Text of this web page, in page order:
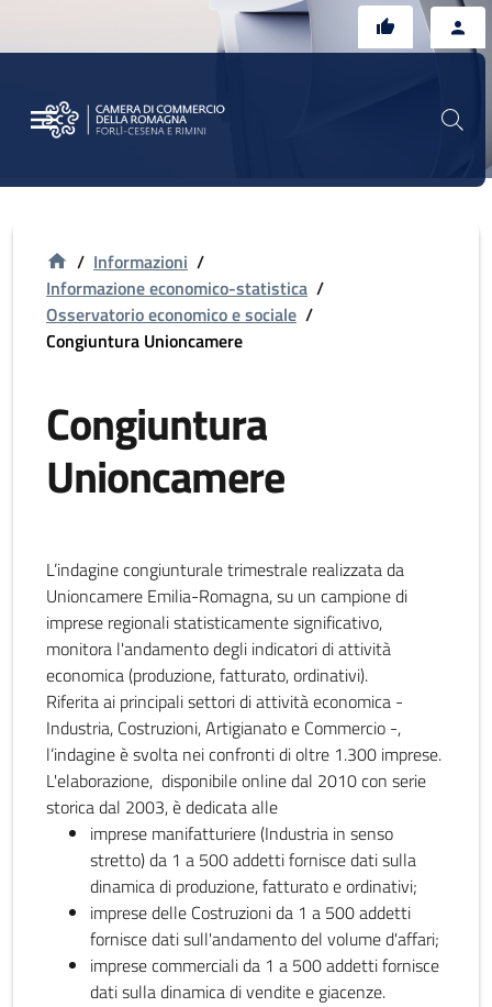
/ Informazioni /
Informazione economico-statistica /
Osservatorio economico e sociale /
Congiuntura Unioncamere
Congiuntura
Unioncamere
L’indagine congiunturale trimestrale realizzata da
Unioncamere Emilia-Romagna, su un campione di
imprese regionali statisticamente significativo,
monitora l'andamento degli indicatori di attività
economica (produzione, fatturato, ordinativi).
Riferita ai principali settori di attività economica -
Industria, Costruzioni, Artigianato e Commercio -,
l’indagine è svolta nei confronti di oltre 1.300 imprese.
L'elaborazione, disponibile online dal 2010 con serie
storica dal 2003, è dedicata alle
imprese manifatturiere (Industria in senso
stretto) da 1 a 500 addetti fornisce dati sulla
dinamica di produzione, fatturato e ordinativi;
imprese delle Costruzioni da 1 a 500 addetti
fornisce dati sull'andamento del volume d'affari;
imprese commerciali da 1 a 500 addetti fornisce
dati sulla dinamica di vendite e giacenze.